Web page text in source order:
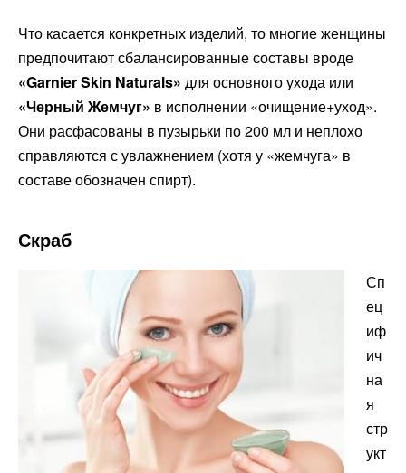
Что касается конкретных изделий, то многие женщины
предпочитают сбалансированные составы вроде
«Garnier Skin Naturals» для основного ухода или
«Черный Жемчуг» в исполнении «очищение+уход».
Они расфасованы в пузырьки по 200 мл и неплохо
справляются с увлажнением (хотя у «жемчуга» в
составе обозначен спирт).
Скраб
Сп
ец
иф
ич
на
я
стр
укт